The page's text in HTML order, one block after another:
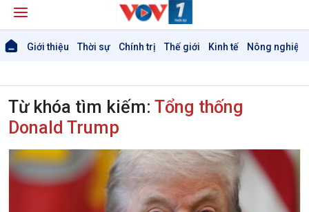
Giới thiệu Thời sự Chính trị Thế giới Kinh tế Nông nghiệp
Từ khóa tìm kiếm: Tổng thống
Donald Trump